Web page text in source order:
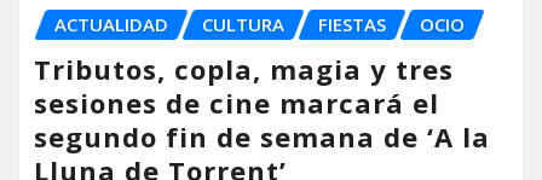
ACTUALIDAD CULTURA FIESTAS OCIO
Tributos, copla, magia y tres
sesiones de cine marcará el
segundo fin de semana de ‘A la
Lluna de Torrent’